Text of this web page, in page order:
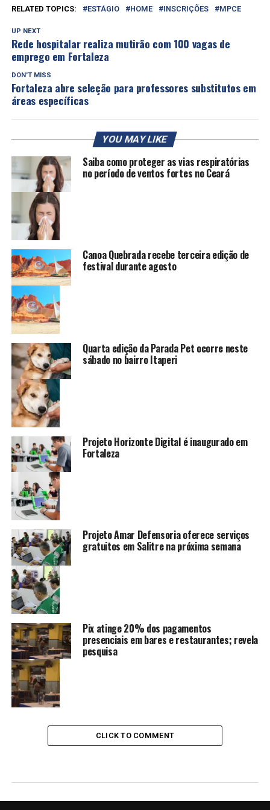
RELATED TOPICS: ESTÁGIO HOME INSCRIÇÕES MPCE
UP NEXT
Rede hospitalar realiza mutirão com 100 vagas de
emprego em Fortaleza
DON'T MISS
Fortaleza abre seleção para professores substitutos em
áreas específicas
YOU MAY LIKE
Saiba como proteger as vias respiratórias
no período de ventos fortes no Ceará
Canoa Quebrada recebe terceira edição de
festival durante agosto
Quarta edição da Parada Pet ocorre neste
sábado no bairro Itaperi
Projeto Horizonte Digital é inaugurado em
Fortaleza
Projeto Amar Defensoria oferece serviços
gratuitos em Salitre na próxima semana
Pix atinge 20% dos pagamentos
presenciais em bares e restaurantes; revela
pesquisa
CLICK TO COMMENT